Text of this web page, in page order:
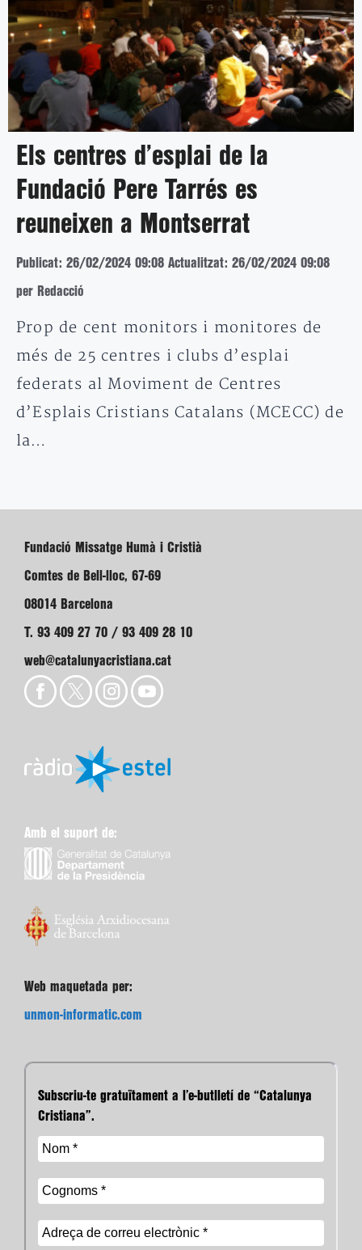
Els centres d’esplai de la
Fundació Pere Tarrés es
reuneixen a Montserrat
Publicat: 26/02/2024 09:08 Actualitzat: 26/02/2024 09:08
per Redacció
Prop de cent monitors i monitores de
més de 25 centres i clubs d’esplai
federats al Moviment de Centres
d’Esplais Cristians Catalans (MCECC) de
la…
Fundació Missatge Humà i Cristià
Comtes de Bell-lloc, 67-69
08014 Barcelona
T. 93 409 27 70 / 93 409 28 10
web@catalunyacristiana.cat
Amb el suport de:
Web maquetada per:
unmon-informatic.com
Subscriu-te gratuïtament a l’e-butlletí de “Catalunya
Cristiana”.